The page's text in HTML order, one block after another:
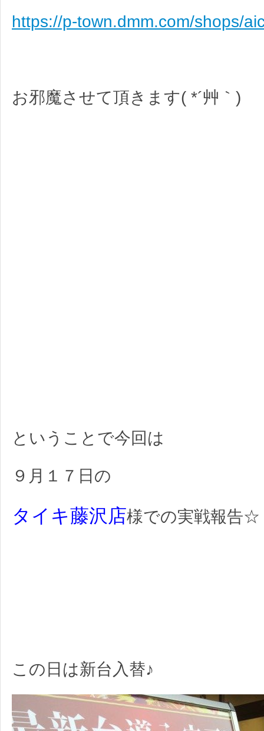
https://p-town.dmm.com/shops/
お邪魔させて頂きます( *´艸｀)
ということで今回は
９月１７日の
タイキ藤沢店様での実戦報告☆
この日は新台入替♪